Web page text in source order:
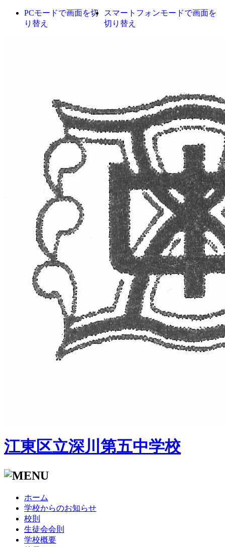
PCモードで画面を切
り替え
スマートフォンモードで画面を
切り替え
江東区立深川第五中学校
ホーム
学校からのお知らせ
校則
生徒会会則
学校概要